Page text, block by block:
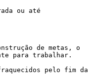
ou até
de metas, o
para trabalhar.
pelo fim da